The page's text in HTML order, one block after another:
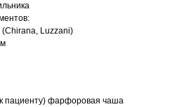
Luzzani)
пациенту) фарфоровая чаша